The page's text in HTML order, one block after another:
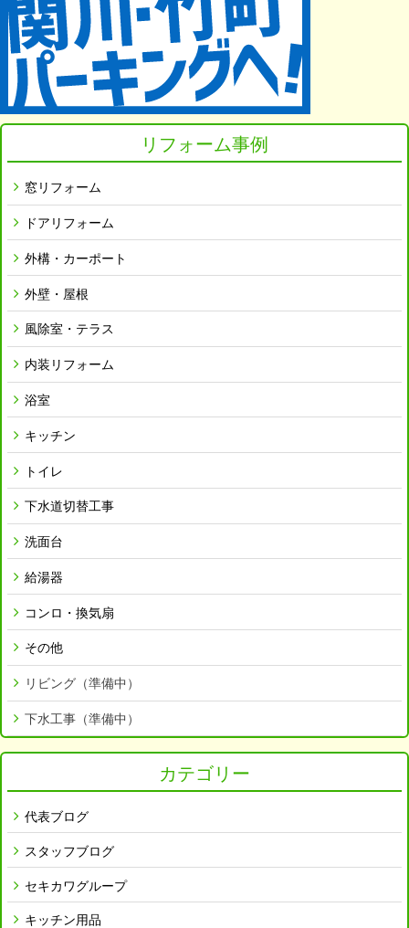
リフォーム事例
窓リフォーム
ドアリフォーム
外構・カーポート
外壁・屋根
風除室・テラス
内装リフォーム
浴室
キッチン
トイレ
下水道切替工事
洗面台
給湯器
コンロ・換気扇
その他
リビング（準備中）
下水工事（準備中）
カテゴリー
代表ブログ
スタッフブログ
セキカワグループ
キッチン用品